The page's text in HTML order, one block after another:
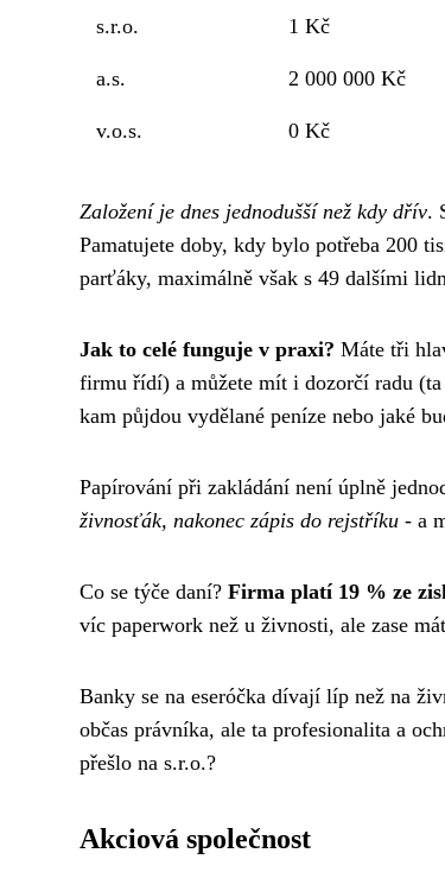
s.r.o. 1 Kč
a.s. 2 000 000 Kč
v.o.s. 0 Kč
Založení je dnes jednodušší než kdy dřív.
Pamatujete doby, kdy bylo potřeba 200
parťáky, maximálně však s 49 dalšími
Jak to celé funguje v praxi? Máte tři
firmu řídí) a můžete mít i dozorčí radu
kam půjdou vydělané peníze nebo jaké
Papírování při zakládání není úplně
živnosťák, nakonec zápis do rejstříku - a
Co se týče daní? Firma platí 19 % ze
víc paperwork než u živnosti, ale zase
Banky se na eseróčka dívají líp než na
občas právníka, ale ta profesionalita a
přešlo na s.r.o.?
Akciová společnost